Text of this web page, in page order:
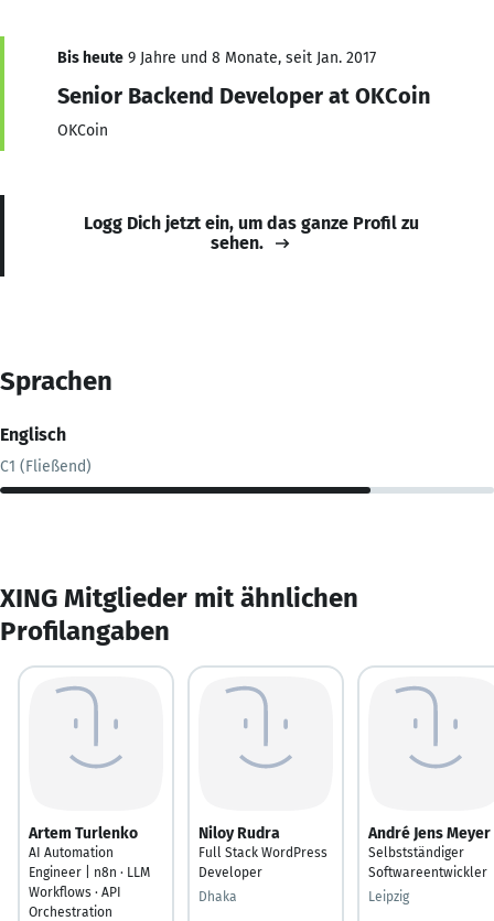
Bis heute 9 Jahre und 8 Monate, seit Jan. 2017
Senior Backend Developer at OKCoin
OKCoin
Logg Dich jetzt ein, um das ganze Profil zu
sehen.
Sprachen
Englisch
C1 (Fließend)
XING Mitglieder mit ähnlichen
Profilangaben
Artem Turlenko
AI Automation
Engineer | n8n · LLM
Workflows · API
Orchestration
Niloy Rudra
Full Stack WordPress
Developer
Dhaka
André Jens Meyer
Selbstständiger
Softwareentwickler
Leipzig